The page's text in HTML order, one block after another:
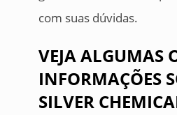
com suas dúvidas.
VEJA ALGUMAS
INFORMAÇÕES
SILVER